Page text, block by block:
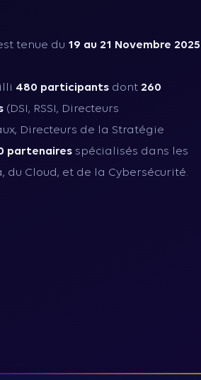
tenue du 19 au 21 Novembre 2025
480 participants dont 260
(DSI, RSSI, Directeurs
Directeurs de la Stratégie
partenaires spécialisés dans les
du Cloud, et de la Cybersécurité.